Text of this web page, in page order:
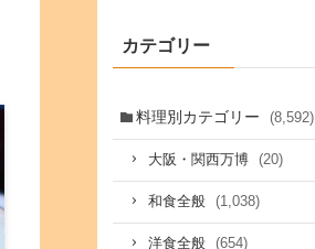
カテゴリー
料理別カテゴリー (8,592)
大阪・関西万博 (20)
和食全般 (1,038)
洋食全般 (654)